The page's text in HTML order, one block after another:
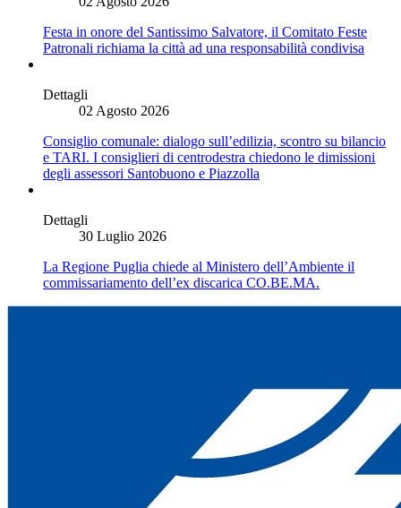
Festa in onore del Santissimo Salvatore, il Comitato Feste
Patronali richiama la città ad una responsabilità condivisa
Dettagli
02 Agosto 2026
Consiglio comunale: dialogo sull’edilizia, scontro su bilancio
e TARI. I consiglieri di centrodestra chiedono le dimissioni
degli assessori Santobuono e Piazzolla
Dettagli
30 Luglio 2026
La Regione Puglia chiede al Ministero dell’Ambiente il
commissariamento dell’ex discarica CO.BE.MA.